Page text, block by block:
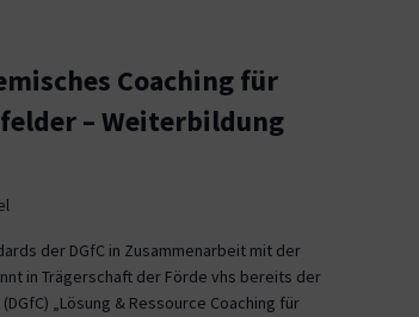
Coaching für
– Weiterbildung
der DGfC in Zusammenarbeit mit der
in Trägerschaft der Förde vhs bereits der
„Lösung & Ressource Coaching für